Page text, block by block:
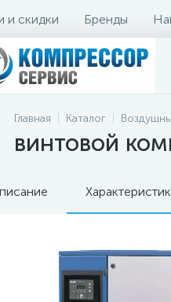
и скидки Бренды
Главная Каталог
винтовой